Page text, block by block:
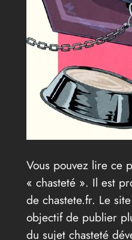
Vous pouvez lire ce
« chasteté ». Il est
de chastete.fr. Le
objectif de publier
du sujet chasteté